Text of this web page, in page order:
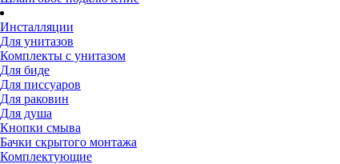
Инсталляции
Для унитазов
Комплекты с унитазом
Для биде
Для писсуаров
Для раковин
Для душа
Кнопки смыва
Бачки скрытого монтажа
Комплектующие